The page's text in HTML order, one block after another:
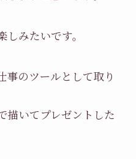
みたいです。
事のツールとして取り
描いてプレゼントした